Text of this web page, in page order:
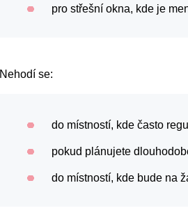
pro střešní okna, kde je
Nehodí se:
do místností, kde často
pokud plánujete
do místností, kde bude na